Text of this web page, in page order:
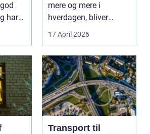
har
mere og mere i
hverdagen, bliver
grænsen...
17 April 2026
Transport til